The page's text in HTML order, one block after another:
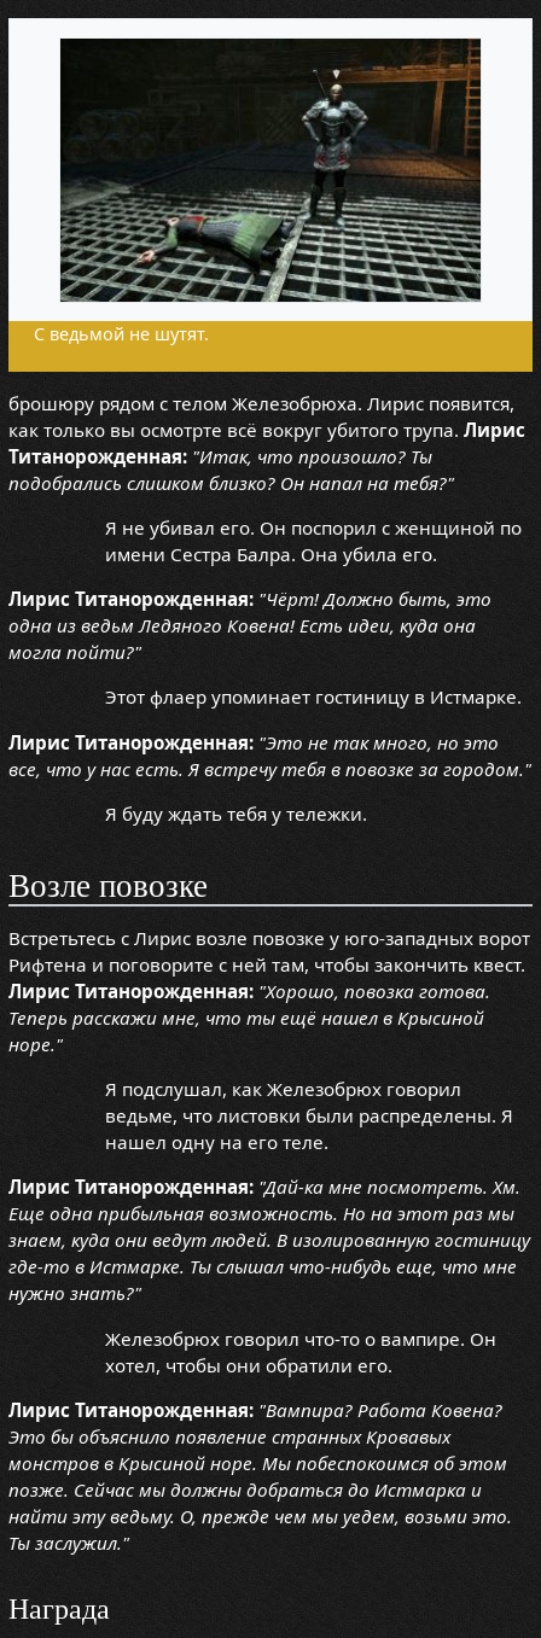
С ведьмой не шутят.
брошюру рядом с телом Железобрюха. Лирис появится,
как только вы осмотрте всё вокруг убитого трупа. Лирис
Титанорожденная: "Итак, что произошло? Ты
подобрались слишком близко? Он напал на тебя?"
Я не убивал его. Он поспорил с женщиной по
имени Сестра Балра. Она убила его.
Лирис Титанорожденная: "Чёрт! Должно быть, это
одна из ведьм Ледяного Ковена! Есть идеи, куда она
могла пойти?"
Этот флаер упоминает гостиницу в Истмарке.
Лирис Титанорожденная: "Это не так много, но это
все, что у нас есть. Я встречу тебя в повозке за городом."
Я буду ждать тебя у тележки.
Возле повозке
Встретьтесь с Лирис возле повозке у юго-западных ворот
Рифтена и поговорите с ней там, чтобы закончить квест.
Лирис Титанорожденная: "Хорошо, повозка готова.
Теперь расскажи мне, что ты ещё нашел в Крысиной
норе."
Я подслушал, как Железобрюх говорил
ведьме, что листовки были распределены. Я
нашел одну на его теле.
Лирис Титанорожденная: "Дай-ка мне посмотреть. Хм.
Еще одна прибыльная возможность. Но на этот раз мы
знаем, куда они ведут людей. В изолированную гостиницу
где-то в Истмарке. Ты слышал что-нибудь еще, что мне
нужно знать?"
Железобрюх говорил что-то о вампире. Он
хотел, чтобы они обратили его.
Лирис Титанорожденная: "Вампира? Работа Ковена?
Это бы объяснило появление странных Кровавых
монстров в Крысиной норе. Мы побеспокоимся об этом
позже. Сейчас мы должны добраться до Истмарка и
найти эту ведьму. О, прежде чем мы уедем, возьми это.
Ты заслужил."
Награда